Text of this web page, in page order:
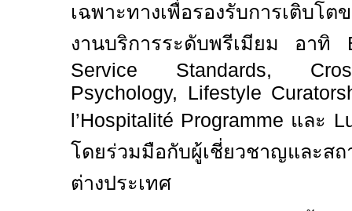
เฉพาะทางเพื่อรองรับการเติบโ
งานบริการระดับพรีเมียม อาทิ
Service Standards,
Psychology, Lifestyle
l’Hospitalité Programme และ
โดยร่วมมือกับผู้เชี่ยวชาญและส
ต่างประเทศ